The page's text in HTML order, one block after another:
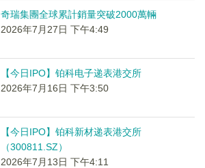
奇瑞集團全球累計銷量突破2000萬輛
2026年7月27日 下午4:49
【今日IPO】铂科电子递表港交所
2026年7月16日 下午3:50
【今日IPO】铂科新材递表港交所
（300811.SZ）
2026年7月13日 下午4:11